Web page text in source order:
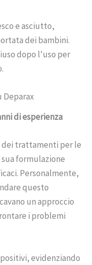
e asciutto,
dei bambini.
dopo l'uso per
Deparax
di esperienza
dei trattamenti per le
formulazione
Personalmente,
questo
un approccio
i problemi
evidenziando